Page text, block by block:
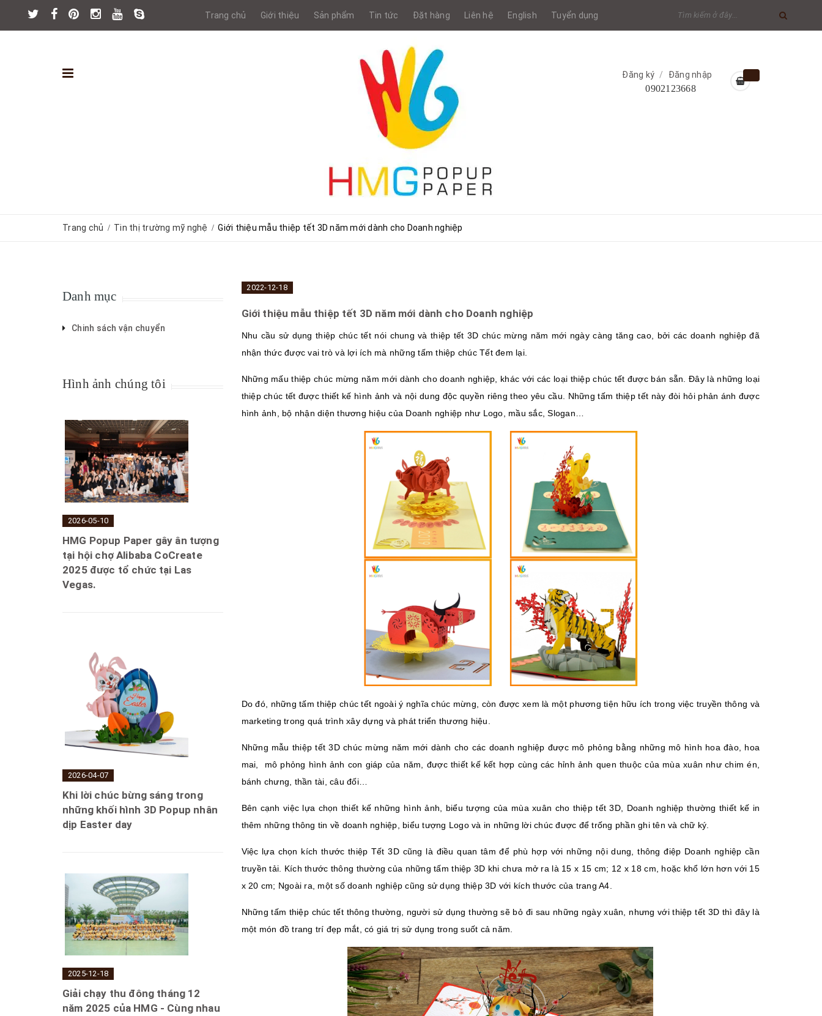
Trang chủ Giới thiệu Sản phẩm Tin tức Đặt hàng Liên hệ English Tuyển dụng
Đăng ký / Đăng nhập
0902123668
Trang chủ / Tin thị trường mỹ nghệ / Giới thiệu mẫu thiệp tết 3D năm mới dành cho Doanh nghiệp
2022-12-18
Giới thiệu mẫu thiệp tết 3D năm mới dành cho Doanh nghiệp
Nhu cầu sử dụng thiệp chúc tết nói chung và thiệp tết 3D chúc mừng năm mới ngày càng tăng cao, bởi các doanh nghiệp đã
nhận thức được vai trò và lợi ích mà những tấm thiệp chúc Tết đem lại.
Những mấu thiệp chúc mừng năm mới dành cho doanh nghiệp, khác với các loại thiệp chúc tết được bán sẵn. Đây là những loại
thiệp chúc tết được thiết kế hình ảnh và nội dung độc quyền riêng theo yêu cầu. Những tấm thiệp tết này đòi hỏi phản ánh được
hình ảnh, bộ nhận diện thương hiệu của Doanh nghiệp như Logo, mầu sắc, Slogan…
Do đó, những tấm thiệp chúc tết ngoài ý nghĩa chúc mừng, còn được xem là một phương tiện hữu ích trong việc truyền thông và
marketing trong quá trình xây dựng và phát triển thương hiệu.
Những mẫu thiệp tết 3D chúc mừng năm mới dành cho các doanh nghiệp được mô phỏng bằng những mô hình hoa đào, hoa
mai, mô phỏng hình ảnh con giáp của năm, được thiết kế kết hợp cùng các hỉnh ảnh quen thuộc của mùa xuân như chim én,
bánh chưng, thần tài, câu đối…
Bên cạnh việc lựa chọn thiết kế những hình ảnh, biểu tượng của mùa xuân cho thiệp tết 3D, Doanh nghiệp thường thiết kế in
thêm những thông tin về doanh nghiệp, biểu tượng Logo và in những lời chúc được để trống phần ghi tên và chữ ký.
Việc lựa chọn kích thước thiệp Tết 3D cũng là điều quan tâm để phù hợp với những nội dung, thông điệp Doanh nghiệp cần
truyền tải. Kích thước thông thường của những tấm thiệp 3D khi chưa mở ra là 15 x 15 cm; 12 x 18 cm, hoặc khổ lớn hơn với 15
x 20 cm; Ngoài ra, một số doanh nghiệp cũng sử dụng thiệp 3D với kích thước của trang A4.
Những tấm thiệp chúc tết thông thường, người sử dụng thường sẽ bỏ đi sau những ngày xuân, nhưng với thiệp tết 3D thì đây là
một món đồ trang trí đẹp mắt, có giá trị sử dụng trong suốt cả năm.
Danh mục
Chinh sách vận chuyển
Hình ảnh chúng tôi
2026-05-10
HMG Popup Paper gây ân tượng
tại hội chợ Alibaba CoCreate
2025 được tổ chức tại Las
Vegas.
2026-04-07
Khi lời chúc bừng sáng trong
những khối hình 3D Popup nhân
dịp Easter day
2025-12-18
Giải chạy thu đông tháng 12
năm 2025 của HMG - Cùng nhau